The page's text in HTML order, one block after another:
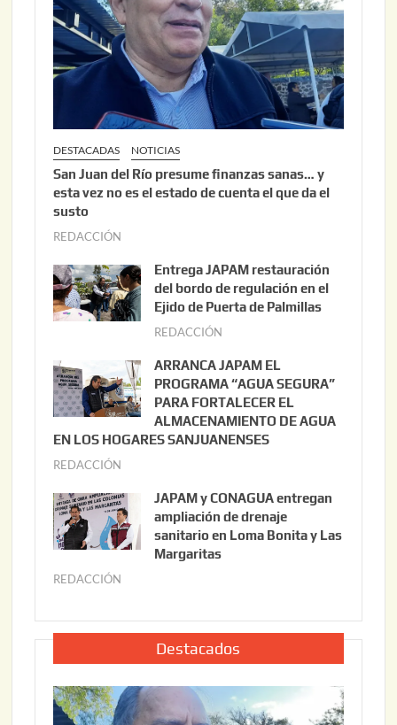
DESTACADAS NOTICIAS
San Juan del Río presume finanzas sanas… y
esta vez no es el estado de cuenta el que da el
susto
REDACCIÓN
o
s
t
3
,
2
0
Entrega JAPAM restauración
del bordo de regulación en el
Ejido de Puerta de Palmillas
REDACCIÓN
i
o
2
2
0
ARRANCA JAPAM EL
PROGRAMA “AGUA SEGURA”
PARA FORTALECER EL
ALMACENAMIENTO DE AGUA
EN LOS HOGARES SANJUANENSES
REDACCIÓN
l
i
o
,
0
2
6
JAPAM y CONAGUA entregan
ampliación de drenaje
sanitario en Loma Bonita y Las
Margaritas
REDACCIÓN
l
o
2
2
Destacados